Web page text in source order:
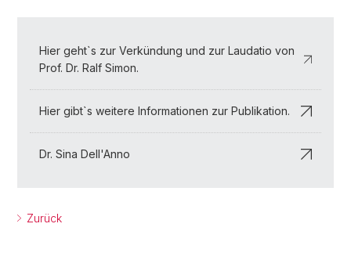
Hier geht`s zur Verkündung und zur Laudatio von
Prof. Dr. Ralf Simon.
Hier gibt`s weitere Informationen zur Publikation.
Dr. Sina Dell'Anno
Zurück